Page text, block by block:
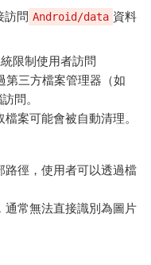
訪問 Android/data 資料
限制使用者訪問
第三方檔案管理器（如
問。
案可能會被自動清理。
路徑，使用者可以透過檔
通常無法直接識別為圖片